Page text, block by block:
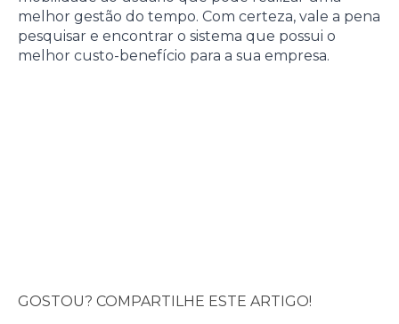
melhor gestão do tempo. Com certeza, vale a pena
pesquisar e encontrar o sistema que possui o
melhor custo-benefício para a sua empresa.
GOSTOU? COMPARTILHE ESTE ARTIGO!